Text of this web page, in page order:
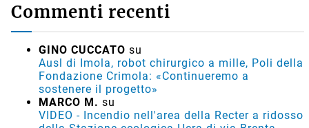
Commenti recenti
GINO CUCCATO su
Ausl di Imola, robot chirurgico a mille, Poli della
Fondazione Crimola: «Continueremo a
sostenere il progetto»
MARCO M. su
VIDEO - Incendio nell'area della Recter a ridosso